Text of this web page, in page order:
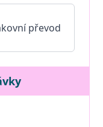
převod